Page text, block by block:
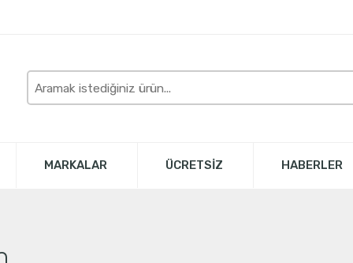
Burada
arayın
MARKALAR ÜCRETSİZ HABERLER